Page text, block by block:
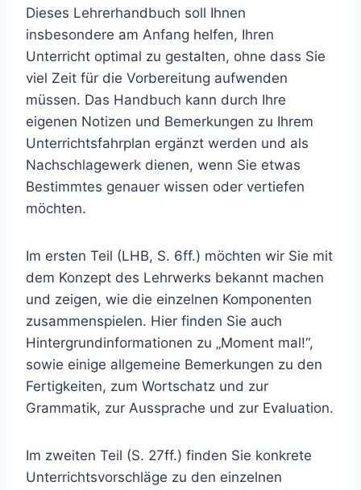
Dieses Lehrerhandbuch soll Ihnen
insbesondere am Anfang helfen, Ihren
Unterricht optimal zu gestalten, ohne dass Sie
viel Zeit für die Vorbereitung aufwenden
müssen. Das Handbuch kann durch Ihre
eigenen Notizen und Bemerkungen zu Ihrem
Unterrichtsfahrplan ergänzt werden und als
Nachschlagewerk dienen, wenn Sie etwas
Bestimmtes genauer wissen oder vertiefen
möchten.
Im ersten Teil (LHB, S. 6ff.) möchten wir Sie mit
dem Konzept des Lehrwerks bekannt machen
und zeigen, wie die einzelnen Komponenten
zusammenspielen. Hier finden Sie auch
Hintergrundinformationen zu „Moment mal!“,
sowie einige allgemeine Bemerkungen zu den
Fertigkeiten, zum Wortschatz und zur
Grammatik, zur Aussprache und zur Evaluation.
Im zweiten Teil (S. 27ff.) finden Sie konkrete
Unterrichtsvorschläge zu den einzelnen